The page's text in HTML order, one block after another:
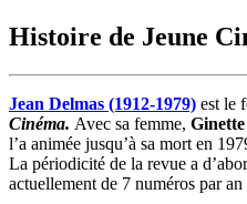
Histoire de Jeune
Jean Delmas (1912-1979) est le
Cinéma. Avec sa femme,
l’a animée jusqu’à sa mort en
La périodicité de la revue a
actuellement de 7 numéros par an